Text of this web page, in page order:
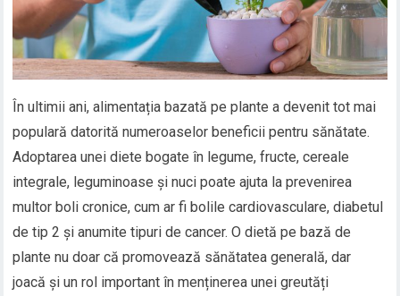
În ultimii ani, alimentația bazată pe plante a devenit tot mai
populară datorită numeroaselor beneficii pentru sănătate.
Adoptarea unei diete bogate în legume, fructe, cereale
integrale, leguminoase și nuci poate ajuta la prevenirea
multor boli cronice, cum ar fi bolile cardiovasculare, diabetul
de tip 2 și anumite tipuri de cancer. O dietă pe bază de
plante nu doar că promovează sănătatea generală, dar
joacă și un rol important în menținerea unei greutăți